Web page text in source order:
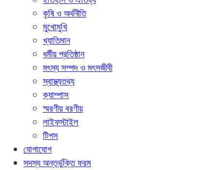
কৃষি ও অর্থনীতি
মুখোমুখি
খ্যাতিমান
ধর্মীয় প্রতিষ্ঠান
মৎস্য সম্পদ ও মৎসজীবী
স্বাস্থ্যতথ্য
ক্যাম্পাস
স্মরণীয় বরণীয়
লাইফস্টাইল
টিপস
যোগাযোগ
সদস্য অন্তর্ভুক্তি ফরম